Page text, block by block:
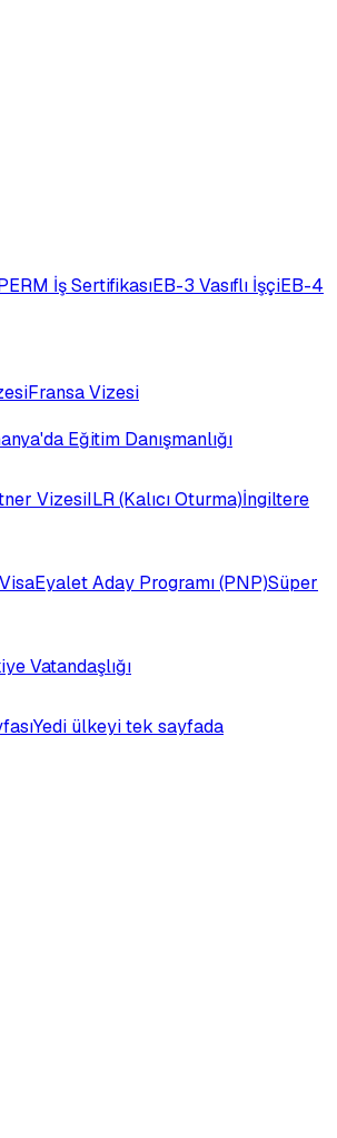
İş SertifikasıEB-3 Vasıflı İşçiEB-4
Fransa Vizesi
Eğitim Danışmanlığı
VizesiILR (Kalıcı Oturma)İngiltere
Eyalet Aday Programı (PNP)Süper
Vatandaşlığı
Yedi ülkeyi tek sayfada